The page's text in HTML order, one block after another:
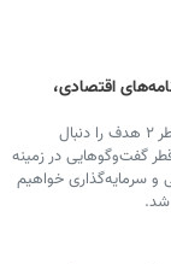
اقتصادی،
رئیس‌جمهور با بیان اینکه در سفر به قطر ۲ هدف را دنبال
گفت‌وگوهایی در زمینه
و سرمایه‌گذاری خواهیم
شد.